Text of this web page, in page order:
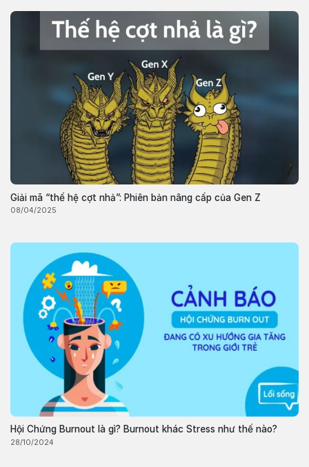
Giải mã “thế hệ cợt nhả”: Phiên bản nâng cấp của Gen Z
08/04/2025
Hội Chứng Burnout là gì? Burnout khác Stress như thế nào?
28/10/2024